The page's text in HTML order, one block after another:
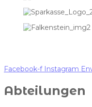
Facebook-f Instagram
Abteilungen